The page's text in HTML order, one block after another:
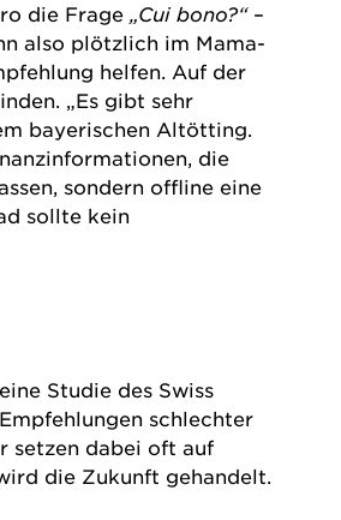
die Frage „Cui bono?“–
also plötzlich im Mama-
helfen. Auf der
„Es gibt sehr
bayerischen Altötting.
die
sondern offline eine
sollte kein
Studie des Swiss
schlechter
setzen dabei oft auf
die Zukunft gehandelt.